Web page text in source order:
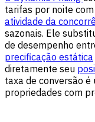
tarifas por noite
atividade da
sazonais. Ele
de desempenho
precificação estática
diretamente seu
taxa de conversão
propriedades com